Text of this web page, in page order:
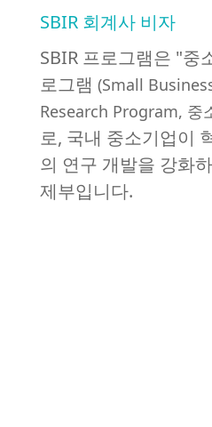
SBIR 회계사 비자
SBIR 프로그램은 "중
로그램 (Small
Research Program, 중
로, 국내 중소기업이
의 연구 개발을 강화
제부입니다.